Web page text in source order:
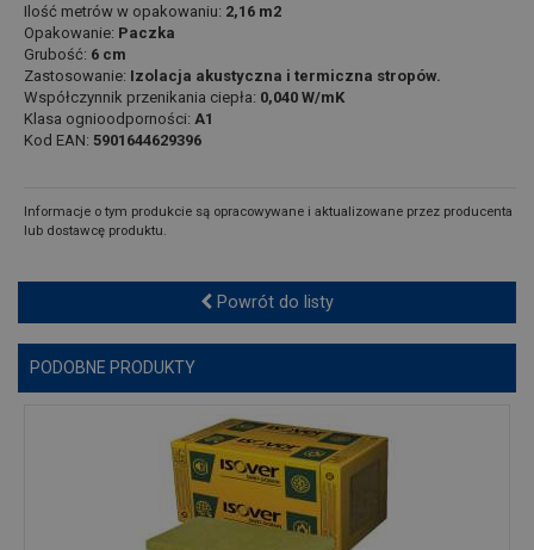
Ilość metrów w opakowaniu: 2,16 m2
Opakowanie: Paczka
Grubość: 6 cm
Zastosowanie: Izolacja akustyczna i termiczna stropów.
Współczynnik przenikania ciepła: 0,040 W/mK
Klasa ognioodporności: A1
Kod EAN: 5901644629396
Informacje o tym produkcie są opracowywane i aktualizowane przez producenta
lub dostawcę produktu.
Powrót do listy
PODOBNE PRODUKTY